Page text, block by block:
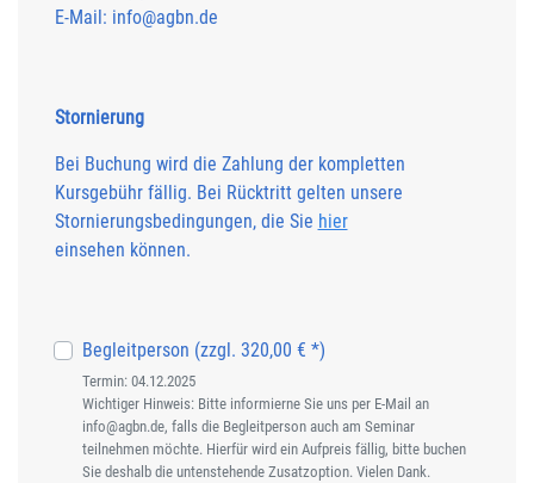
E-Mail: info@agbn.de
Stornierung
Bei Buchung wird die Zahlung der kompletten
Kursgebühr fällig. Bei Rücktritt gelten unsere
Stornierungsbedingungen, die Sie hier
einsehen können.
Begleitperson (zzgl. 320,00 € *)
Termin: 04.12.2025
Wichtiger Hinweis: Bitte informierne Sie uns per E-Mail an
info@agbn.de, falls die Begleitperson auch am Seminar
teilnehmen möchte. Hierfür wird ein Aufpreis fällig, bitte buchen
Sie deshalb die untenstehende Zusatzoption. Vielen Dank.